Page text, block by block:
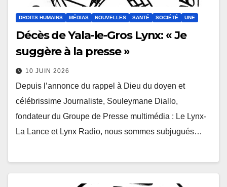
DROITS HUMAINS MÉDIAS NOUVELLES SANTÉ SOCIÉTÉ UNE
Décès de Yala-le-Gros Lynx: « Je
suggère à la presse »
10 JUIN 2026
Depuis l’annonce du rappel à Dieu du doyen et
célébrissime Journaliste, Souleymane Diallo,
fondateur du Groupe de Presse multimédia : Le Lynx-
La Lance et Lynx Radio, nous sommes subjugués…